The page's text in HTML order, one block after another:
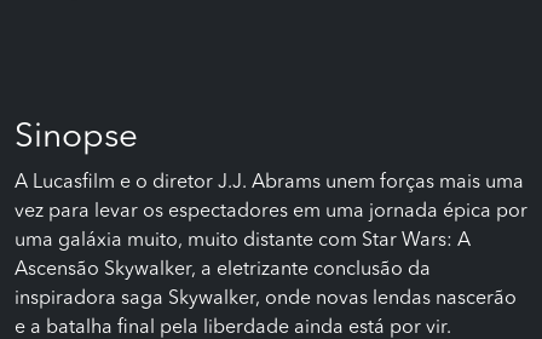
Sinopse
A Lucasfilm e o diretor J.J. Abrams unem forças mais uma
vez para levar os espectadores em uma jornada épica por
uma galáxia muito, muito distante com Star Wars: A
Ascensão Skywalker, a eletrizante conclusão da
inspiradora saga Skywalker, onde novas lendas nascerão
e a batalha final pela liberdade ainda está por vir.